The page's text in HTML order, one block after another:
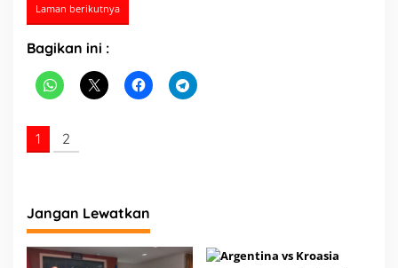
Laman berikutnya
Bagikan ini :
1 2
Jangan Lewatkan